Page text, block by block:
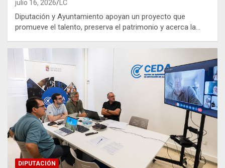
julio 16, 2026 LC
Diputación y Ayuntamiento apoyan un proyecto que
promueve el talento, preserva el patrimonio y acerca la…
DIPUTACIÓN